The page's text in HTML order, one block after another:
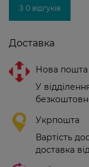
З 0 відгуків
Доставка
Нова пошта
У
Укрпошта
Вартість
доставка